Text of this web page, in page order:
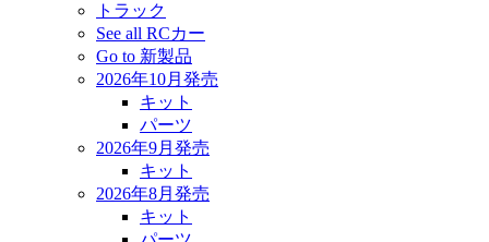
トラック
See all RCカー
Go to 新製品
2026年10月発売
キット
パーツ
2026年9月発売
キット
2026年8月発売
キット